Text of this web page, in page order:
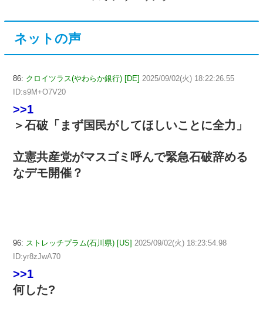
ネットの声
86: クロイツラス(やわらか銀行) [DE] 2025/09/02(火) 18:22:26.55
ID:s9M+O7V20
>>1
＞石破「まず国民がしてほしいことに全力」
立憲共産党がマスゴミ呼んで緊急石破辞める
なデモ開催？
96: ストレッチプラム(石川県) [US] 2025/09/02(火) 18:23:54.98
ID:yr8zJwA70
>>1
何した?